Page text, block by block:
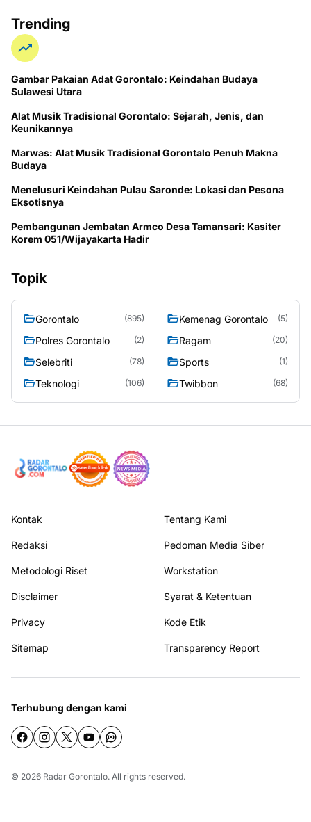
Trending
Gambar Pakaian Adat Gorontalo: Keindahan Budaya
Sulawesi Utara
Alat Musik Tradisional Gorontalo: Sejarah, Jenis, dan
Keunikannya
Marwas: Alat Musik Tradisional Gorontalo Penuh Makna
Budaya
Menelusuri Keindahan Pulau Saronde: Lokasi dan Pesona
Eksotisnya
Pembangunan Jembatan Armco Desa Tamansari: Kasiter
Korem 051/Wijayakarta Hadir
Topik
Gorontalo (895) Kemenag Gorontalo (5)
Polres Gorontalo (2) Ragam (20)
Selebriti (78) Sports (1)
Teknologi (106) Twibbon (68)
Kontak Tentang Kami
Redaksi Pedoman Media Siber
Metodologi Riset Workstation
Disclaimer Syarat & Ketentuan
Privacy Kode Etik
Sitemap Transparency Report
Terhubung dengan kami
© 2026 Radar Gorontalo. All rights reserved.